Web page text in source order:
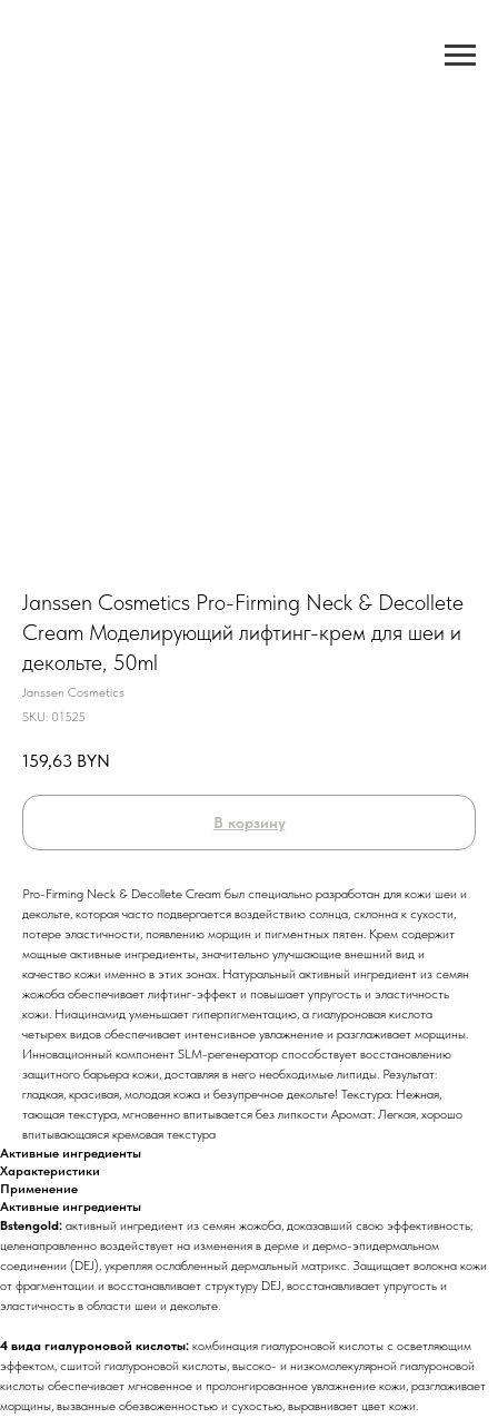
Janssen Cosmetics Pro-Firming Neck & Decollete
Cream Моделирующий лифтинг-крем для шеи и
декольте, 50ml
Janssen Cosmetics
SKU: 01525
159,63 BYN
В корзину
Pro-Firming Neck & Decollete Cream был специально разработан для кожи шеи и
декольте, которая часто подвергается воздействию солнца, склонна к сухости,
потере эластичности, появлению морщин и пигментных пятен. Крем содержит
мощные активные ингредиенты, значительно улучшающие внешний вид и
качество кожи именно в этих зонах. Натуральный активный ингредиент из семян
жожоба обеспечивает лифтинг-эффект и повышает упругость и эластичность
кожи. Ниацинамид уменьшает гиперпигментацию, а гиалуроновая кислота
четырех видов обеспечивает интенсивное увлажнение и разглаживает морщины.
Инновационный компонент SLM-регенератор способствует восстановлению
защитного барьера кожи, доставляя в него необходимые липиды. Результат:
гладкая, красивая, молодая кожа и безупречное декольте! Текстура: Нежная,
тающая текстура, мгновенно впитывается без липкости Аромат: Легкая, хорошо
впитывающаяся кремовая текстура
Активные ингредиенты
Характеристики
Применение
Активные ингредиенты
Bstengold: активный ингредиент из семян жожоба, доказавший свою эффективность;
целенаправленно воздействует на изменения в дерме и дермо-эпидермальном
соединении (DEJ), укрепляя ослабленный дермальный матрикс. Защищает волокна кожи
от фрагментации и восстанавливает структуру DEJ, восстанавливает упругость и
эластичность в области шеи и декольте.
4 вида гиалуроновой кислоты: комбинация гиалуроновой кислоты с осветляющим
эффектом, сшитой гиалуроновой кислоты, высоко- и низкомолекулярной гиалуроновой
кислоты обеспечивает мгновенное и пролонгированное увлажнение кожи, разглаживает
морщины, вызванные обезвоженностью и сухостью, выравнивает цвет кожи.